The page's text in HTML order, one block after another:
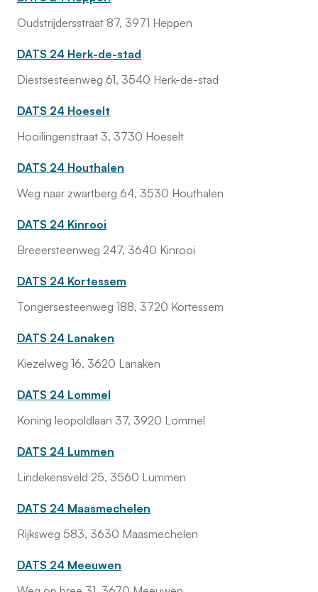
Oudstrijdersstraat 87, 3971 Heppen
DATS 24 Herk-de-stad
Diestsesteenweg 61, 3540 Herk-de-stad
DATS 24 Hoeselt
Hooilingenstraat 3, 3730 Hoeselt
DATS 24 Houthalen
Weg naar zwartberg 64, 3530 Houthalen
DATS 24 Kinrooi
Breeersteenweg 247, 3640 Kinrooi
DATS 24 Kortessem
Tongersesteenweg 188, 3720 Kortessem
DATS 24 Lanaken
Kiezelweg 16, 3620 Lanaken
DATS 24 Lommel
Koning leopoldlaan 37, 3920 Lommel
DATS 24 Lummen
Lindekensveld 25, 3560 Lummen
DATS 24 Maasmechelen
Rijksweg 583, 3630 Maasmechelen
DATS 24 Meeuwen